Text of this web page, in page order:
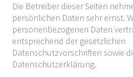
Die Betreiber dieser Seiten
persönlichen Daten sehr ernst.
personenbezogenen Daten
entsprechend der gesetzlichen
Datenschutzvorschriften sowie
Datenschutzerklärung.